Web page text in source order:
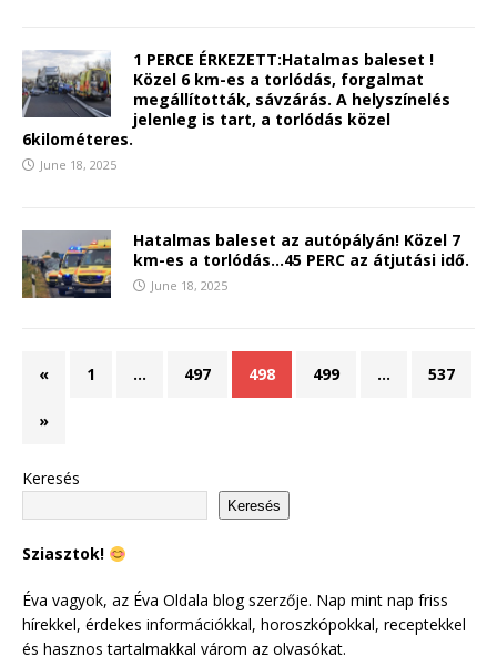
1 PERCE ÉRKEZETT:Hatalmas baleset !
Közel 6 km-es a torlódás, forgalmat
megállították, sávzárás. A helyszínelés
jelenleg is tart, a torlódás közel
6kilométeres.
June 18, 2025
Hatalmas baleset az autópályán! Közel 7
km-es a torlódás…45 PERC az átjutási idő.
June 18, 2025
« 1 … 497 498 499 … 537
»
Keresés
Keresés
Sziasztok!
Éva vagyok, az Éva Oldala blog szerzője. Nap mint nap friss
hírekkel, érdekes információkkal, horoszkópokkal, receptekkel
és hasznos tartalmakkal várom az olvasókat.